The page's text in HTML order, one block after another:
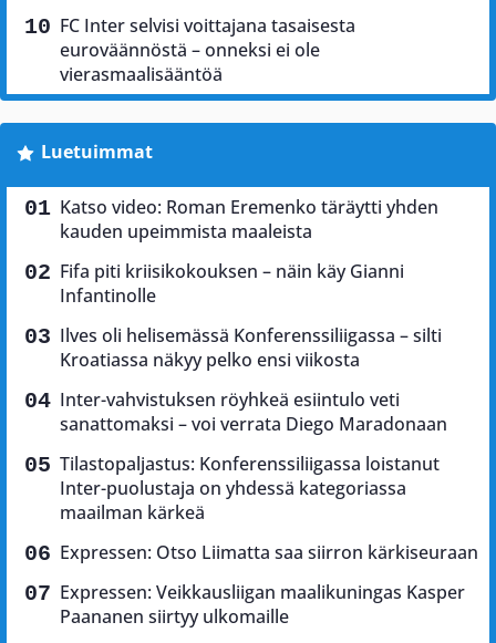
FC Inter selvisi voittajana tasaisesta
euroväännöstä – onneksi ei ole
vierasmaalisääntöä
Luetuimmat
Katso video: Roman Eremenko täräytti yhden
kauden upeimmista maaleista
Fifa piti kriisikokouksen – näin käy Gianni
Infantinolle
Ilves oli helisemässä Konferenssiliigassa – silti
Kroatiassa näkyy pelko ensi viikosta
Inter-vahvistuksen röyhkeä esiintulo veti
sanattomaksi – voi verrata Diego Maradonaan
Tilastopaljastus: Konferenssiliigassa loistanut
Inter-puolustaja on yhdessä kategoriassa
maailman kärkeä
Expressen: Otso Liimatta saa siirron kärkiseuraan
Expressen: Veikkausliigan maalikuningas Kasper
Paananen siirtyy ulkomaille